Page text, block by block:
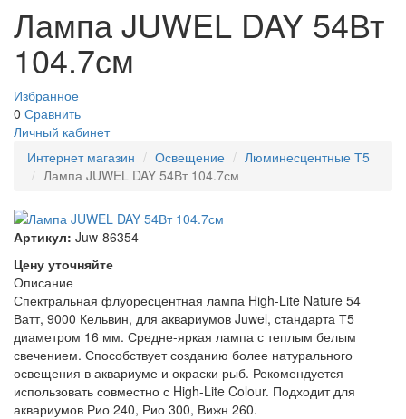
Лампа JUWEL DAY 54Вт
104.7см
Избранное
0 Сравнить
Личный кабинет
Интернет магазин
Освещение
Люминесцентные Т5
Лампа JUWEL DAY 54Вт 104.7см
Артикул: Juw-86354
Цену уточняйте
Описание
Спектральная флуоресцентная лампа High-Lite Nature 54
Ватт, 9000 Кельвин, для аквариумов Juwel, стандарта Т5
диаметром 16 мм. Средне-яркая лампа с теплым белым
свечением. Способствует созданию более натурального
освещения в аквариуме и окраски рыб. Рекомендуется
использовать совместно с High-Lite Colour. Подходит для
аквариумов Рио 240, Рио 300, Вижн 260.